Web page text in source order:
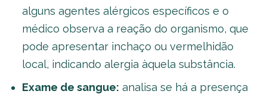
alguns agentes alérgicos específicos e o
médico observa a reação do organismo, que
pode apresentar inchaço ou vermelhidão
local, indicando alergia àquela substância.
Exame de sangue: analisa se há a presença